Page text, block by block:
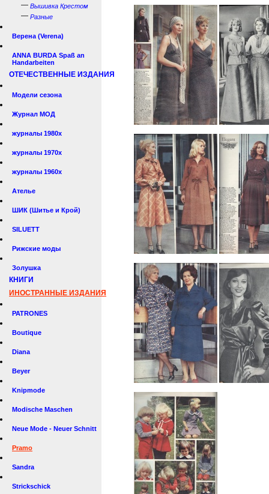
— Вышивка Крестом
— Разные
Верена (Verena)
ANNA BURDA Spaß an
Handarbeiten
ОТЕЧЕСТВЕННЫЕ ИЗДАНИЯ
Модели сезона
Журнал МОД
журналы 1980х
журналы 1970х
журналы 1960х
Ателье
ШИК (Шитье и Крой)
SILUETT
Рижские моды
Золушка
КНИГИ
ИНОСТРАННЫЕ ИЗДАНИЯ
PATRONES
Boutique
Diana
Beyer
Knipmode
Modische Maschen
Neue Mode - Neuer Schnitt
Pramo
Sandra
Strickschick